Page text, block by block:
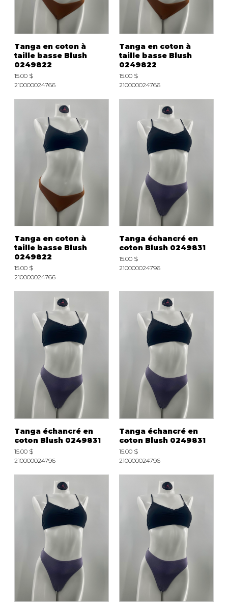
Tanga en coton à
taille basse Blush
0249822
15.00 $
210000024766
Tanga en coton à
taille basse Blush
0249822
15.00 $
210000024766
Tanga en coton à
taille basse Blush
0249822
15.00 $
210000024766
Tanga échancré en
coton Blush 0249831
15.00 $
210000024796
Tanga échancré en
coton Blush 0249831
15.00 $
210000024796
Tanga échancré en
coton Blush 0249831
15.00 $
210000024796